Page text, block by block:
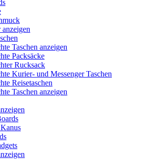
anzeigen
Taschen anzeigen
Packsäcke
Rucksack
Kurier- und Messenger Taschen
Reisetaschen
Taschen anzeigen